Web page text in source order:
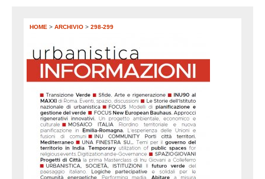
HOME > ARCHIVIO > 298-299